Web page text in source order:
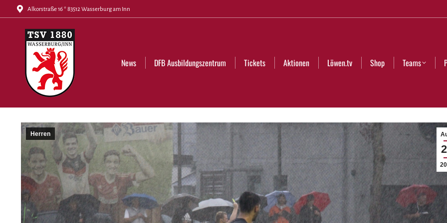
Alkorstraße 16 * 83512 Wasserburg am Inn
News DFB Ausbildungszentrum Tickets Aktionen Löwen.tv Shop Teams
Herren
News DFB Ausbildungszentrum Tickets Aktionen Löwen.tv Shop Teams Partner Club